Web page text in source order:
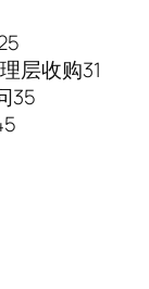
层收购31
35